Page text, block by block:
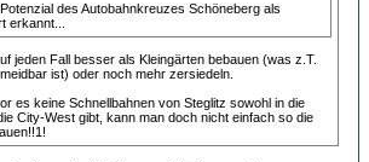
des Autobahnkreuzes Schöneberg als
erkannt...
jeden Fall besser als Kleingärten bebauen (was z.T.
ist) oder noch mehr zersiedeln.
es keine Schnellbahnen von Steglitz sowohl in die
City-West gibt, kann man doch nicht einfach so die